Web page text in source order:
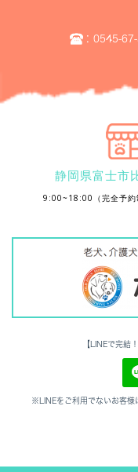
: 0545-
静岡県富士市
9:00~18:00（完全予約
【LINEで完結
※LINEをご利用でないお客